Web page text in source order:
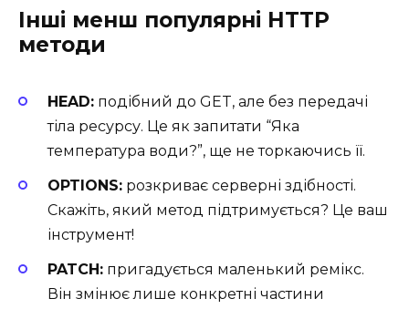
Інші менш популярні HTTP
методи
HEAD: подібний до GET, але без передачі
тіла ресурсу. Це як запитати “Яка
температура води?”, ще не торкаючись її.
OPTIONS: розкриває серверні здібності.
Скажіть, який метод підтримується? Це ваш
інструмент!
PATCH: пригадується маленький ремікс.
Він змінює лише конкретні частини